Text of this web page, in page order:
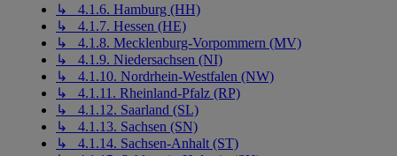
↳ 4.1.6. Hamburg (HH)
↳ 4.1.7. Hessen (HE)
↳ 4.1.8. Mecklenburg-Vorpommern (MV)
↳ 4.1.9. Niedersachsen (NI)
↳ 4.1.10. Nordrhein-Westfalen (NW)
↳ 4.1.11. Rheinland-Pfalz (RP)
↳ 4.1.12. Saarland (SL)
↳ 4.1.13. Sachsen (SN)
↳ 4.1.14. Sachsen-Anhalt (ST)